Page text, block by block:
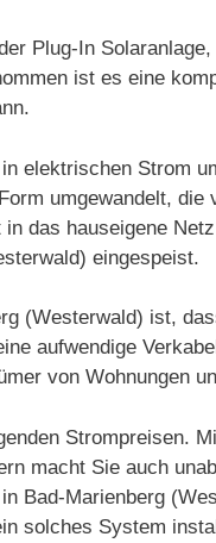
Plug-In
ist es eine
elektrischen Strom
umgewandelt,
das hauseigene
eingespeist.
(Westerwald) ist,
aufwendige
von Wohnungen
Strompreisen.
macht Sie auch
Bad-Marienberg
solches System